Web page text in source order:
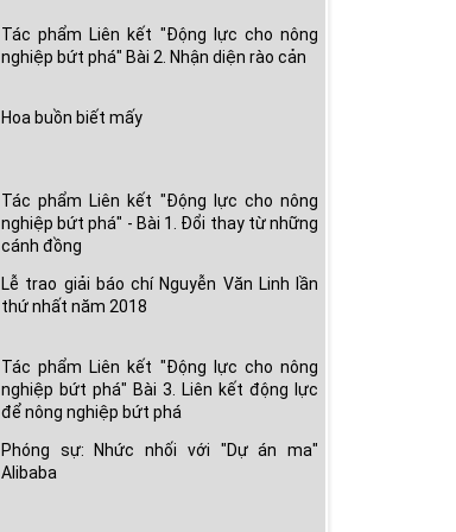
Tác phẩm Liên kết "Động lực cho nông
nghiệp bứt phá" Bài 2. Nhận diện rào cản
Hoa buồn biết mấy
Tác phẩm Liên kết "Động lực cho nông
nghiệp bứt phá" - Bài 1. Đổi thay từ những
cánh đồng
Lễ trao giải báo chí Nguyễn Văn Linh lần
thứ nhất năm 2018
Tác phẩm Liên kết "Động lực cho nông
nghiệp bứt phá" Bài 3. Liên kết động lực
để nông nghiệp bứt phá
Phóng sự: Nhức nhối với "Dự án ma"
Alibaba